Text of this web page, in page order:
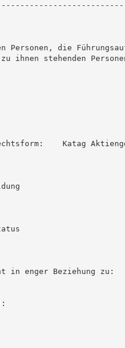
Personen, die
ihnen stehenden
Katag
in enger Beziehung zu: